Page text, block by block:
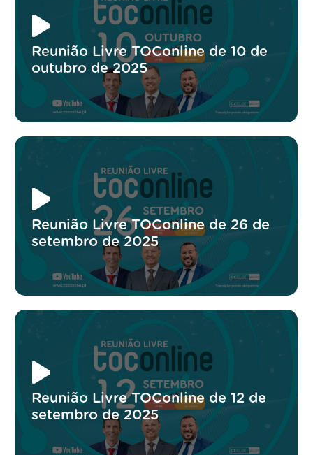
Reunião Livre TOConline de 10 de
outubro de 2025
Reunião Livre TOConline de 26 de
setembro de 2025
Reunião Livre TOConline de 12 de
setembro de 2025